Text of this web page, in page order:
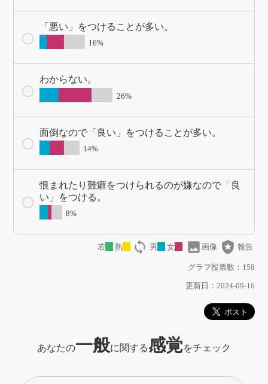
「悪い」をつけることが多い。
16%
わからない。
26%
面倒なので「良い」をつけることが多い。
14%
恨まれたり難癖をつけられるのが嫌なので「良
い」をつける。
8%
若 熟 loop 男 女 image 画像 local_police 報告
グラフ投票数：158
更新日：2024-09-16
あなたの一般に関する感覚をチェック